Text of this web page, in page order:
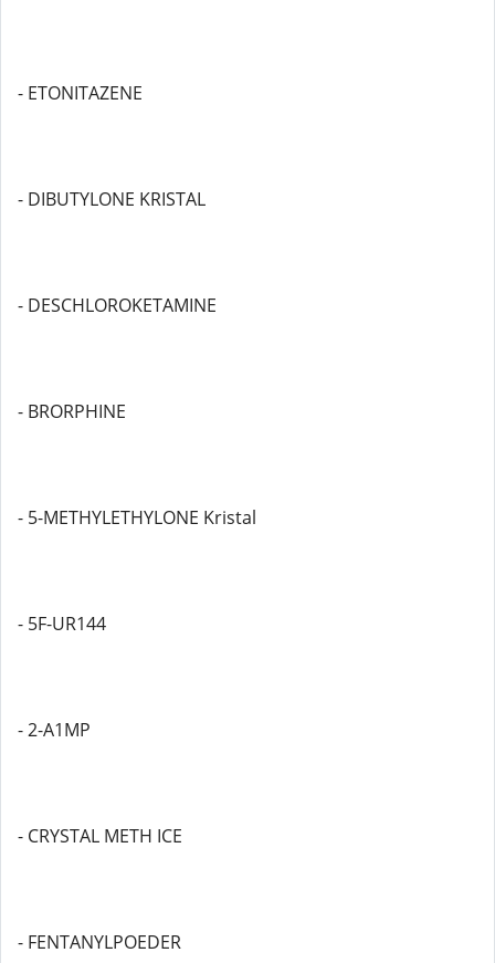
- ETONITAZENE
- DIBUTYLONE KRISTAL
- DESCHLOROKETAMINE
- BRORPHINE
- 5-METHYLETHYLONE Kristal
- 5F-UR144
- 2-A1MP
- CRYSTAL METH ICE
- FENTANYLPOEDER